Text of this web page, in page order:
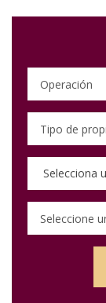
Selecciona